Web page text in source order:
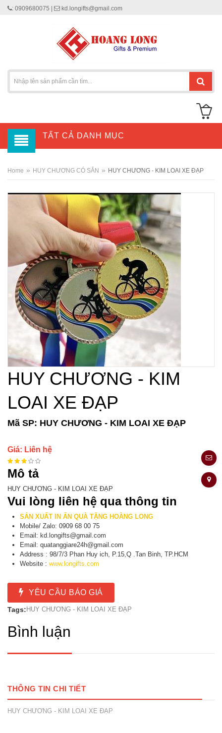
: 0909680075 | kd.longifts@gmail.com
TẤT CẢ DANH MỤC
Home » HUY CHƯƠNG CÓ SẴN » HUY CHƯƠNG - KIM LOAI XE ĐẠP
HUY CHƯƠNG - KIM
LOAI XE ĐẠP
Mã SP: HUY CHƯƠNG - KIM LOAI XE ĐẠP
Giá: Liên hệ
Mô tả
HUY CHƯƠNG - KIM LOAI XE ĐẠP
Vui lòng liên hệ qua thông tin
SẢN XUẤT IN ẤN QUÀ TẶNG HOÀNG LONG
Mobile/ Zalo: 0909 68 00 75
Email: kd.longifts@gmail.com
Email: quatanggiare24h@gmail.com
Address : 98/7/3 Phan Huy ich, P.15,Q .Tan Binh, TP.HCM
Website : www.longifts.com
YÊU CẦU BÁO GIÁ
Tags: HUY CHƯƠNG - KIM LOAI XE ĐẠP
Bình luận
THÔNG TIN CHI TIẾT
HUY CHƯƠNG - KIM LOAI XE ĐẠP